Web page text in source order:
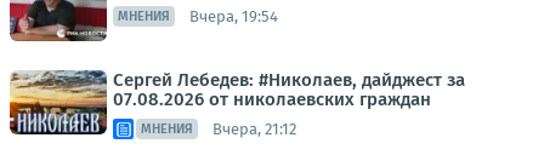
МНЕНИЯ Вчера, 19:54
Сергей Лебедев: #Николаев, дайджест за
07.08.2026 от николаевских граждан
МНЕНИЯ Вчера, 21:12